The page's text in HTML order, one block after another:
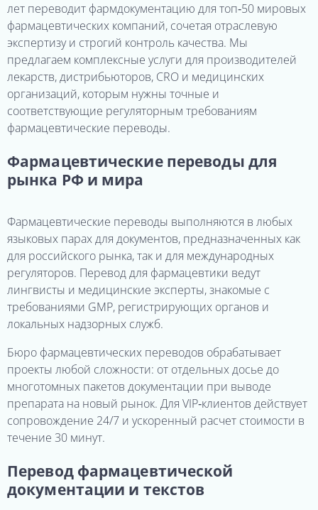
лет переводит фармдокументацию для топ‑50 мировых
фармацевтических компаний, сочетая отраслевую
экспертизу и строгий контроль качества. Мы
предлагаем комплексные услуги для производителей
лекарств, дистрибьюторов, CRO и медицинских
организаций, которым нужны точные и
соответствующие регуляторным требованиям
фармацевтические переводы.
Фармацевтические переводы для
рынка РФ и мира
Фармацевтические переводы выполняются в любых
языковых парах для документов, предназначенных как
для российского рынка, так и для международных
регуляторов. Перевод для фармацевтики ведут
лингвисты и медицинские эксперты, знакомые с
требованиями GMP, регистрирующих органов и
локальных надзорных служб.
Бюро фармацевтических переводов обрабатывает
проекты любой сложности: от отдельных досье до
многотомных пакетов документации при выводе
препарата на новый рынок. Для VIP‑клиентов действует
сопровождение 24/7 и ускоренный расчет стоимости в
течение 30 минут.
Перевод фармацевтической
документации и текстов